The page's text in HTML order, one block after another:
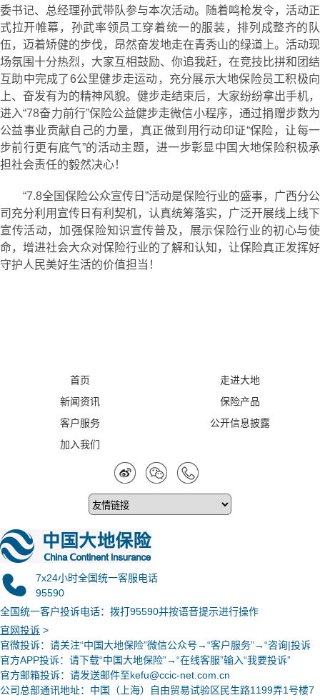
委书记、总经理孙武带队参与本次活动。随着鸣枪发令，活动正
式拉开帷幕，孙武率领员工穿着统一的服装，排列成整齐的队
伍，迈着矫健的步伐，昂然奋发地走在青秀山的绿道上。活动现
场氛围十分热烈，大家互相鼓励、你追我赶，在竞技比拼和团结
互助中完成了6公里健步走运动，充分展示大地保险员工积极向
上、奋发有为的精神风貌。健步走结束后，大家纷纷拿出手机，
进入“78奋力前行”保险公益健步走微信小程序，通过捐赠步数为
公益事业贡献自己的力量，真正做到用行动印证“保险，让每一
步前行更有底气”的活动主题，进一步彰显中国大地保险积极承
担社会责任的毅然决心！
“7.8全国保险公众宣传日”活动是保险行业的盛事，广西分公
司充分利用宣传日有利契机，认真统筹落实，广泛开展线上线下
宣传活动，加强保险知识宣传普及，展示保险行业的初心与使
命，增进社会大众对保险行业的了解和认知，让保险真正发挥好
守护人民美好生活的价值担当！
首页
走进大地
新闻资讯
保险产品
客户服务
公开信息披露
加入我们
7x24小时全国统一客服电话
95590
全国统一客户投诉电话：拨打95590并按语音提示进行操作
官网投诉 >
官微投诉：请关注“中国大地保险”微信公众号→“客户服务”→“咨询|投诉
官方APP投诉：请下载“中国大地保险”→“在线客服”输入“我要投诉”
官方邮箱投诉：请发送邮件至kefu@ccic-net.com.cn
公司总部通讯地址：中国（上海）自由贸易试验区民生路1199弄1号楼7